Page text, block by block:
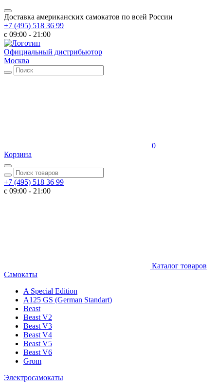
Доставка американских самокатов по всей России
+7 (495) 518 36 99
c 09:00 - 21:00
Официальный дистрибьютор
Москва
0
Корзина
+7 (495) 518 36 99
c 09:00 - 21:00
Каталог товаров
Самокаты
A Special Edition
A125 GS (German Standart)
Beast
Beast V2
Beast V3
Beast V4
Beast V5
Beast V6
Grom
Электросамокаты